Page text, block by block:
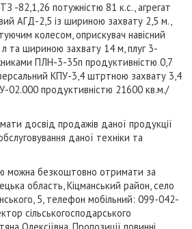
-82,1,26 потужністю 81 к.с., агрегат
АГД-2,5 із шириною захвату 2,5 м.,
колесом, оприскувач навісний
та шириною захвату 14 м, плуг 3-
ПЛН-3-35п продуктивністю 0,7
КПУ-3,4 штртною захвату 3,4
02.000 продуктивністю 21600 кв.м./
досвід продажів даної продукції
даної техніки та
можна безкоштовно отримати за
область, Кіцманський район, село
5, телефон мобільний: 099-042-
сільськогосподарського